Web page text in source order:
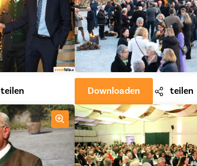
teilen Downloaden teilen